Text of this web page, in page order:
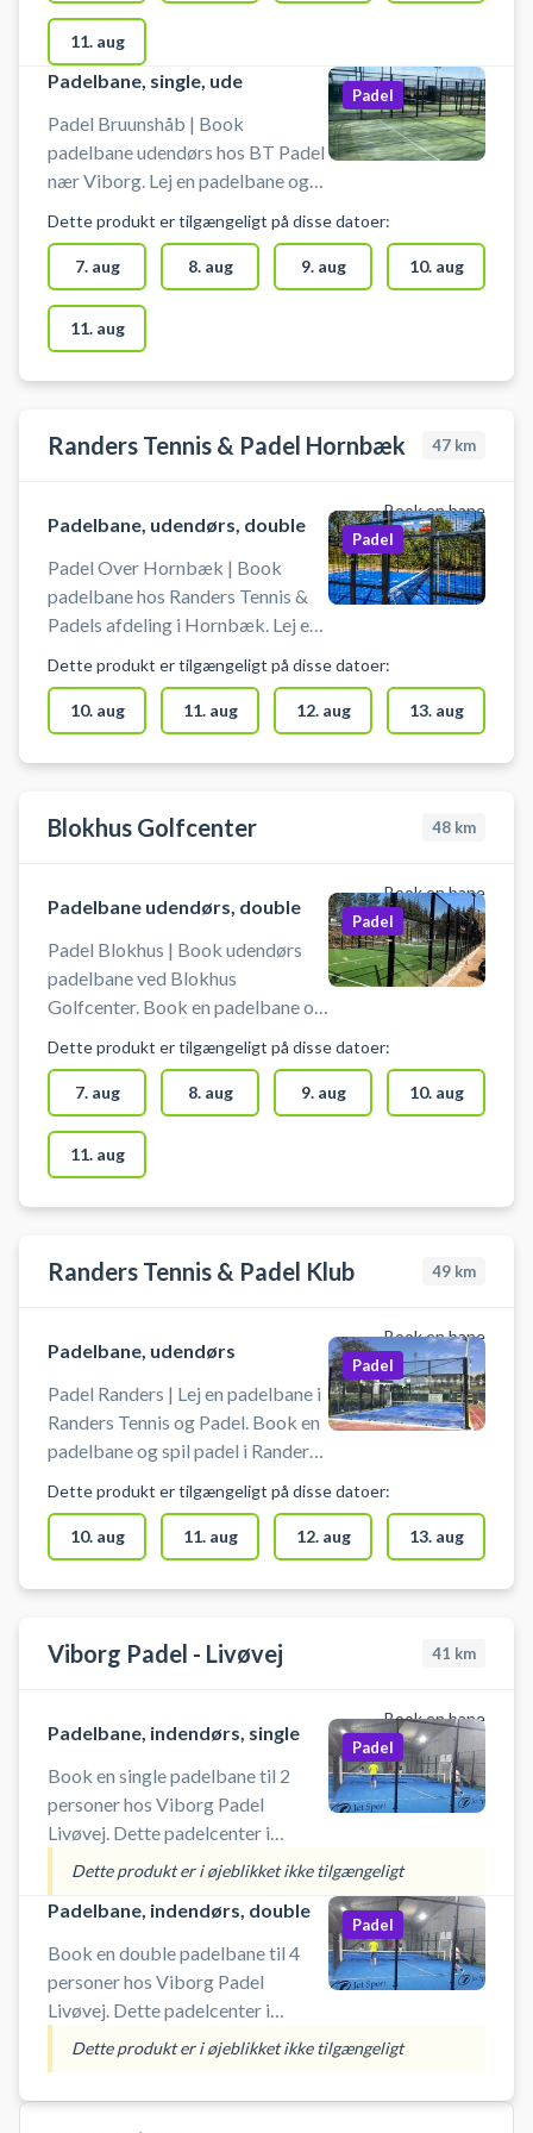
padelbane.
11. aug
Padelbane, single, ude
Padel Bruunshåb | Book
padelbane udendørs hos BT Padel
nær Viborg. Lej en padelbane og
singlebane udendørs ved BT
Padel. Bruunshåb/Tapdrup Padel
har 4 udendørs padelbaner, 3
doublebaner og 1 single
padelbane. Efter booking af din
padelbane modtager du billet og
hvor der er gratis låbebats.
Padel
Dette produkt er tilgængeligt på disse datoer:
7. aug 8. aug 9. aug 10. aug
11. aug
Randers Tennis & Padel Hornbæk 47 km
Book en bane
Padelbane, udendørs, double
Padel Over Hornbæk | Book
padelbane hos Randers Tennis &
Padels afdeling i Hornbæk. Lej en
Hornbæk ved Randers på en af to
doublebaner beliggende ved
Hornbæk Idræt & Kulturcenter på
Gamle Viborgvej 50 i Over
selv bat og bolde. Gratis
over-hornbaek #Padelbane-
Hornbaek-Randers #Padelbaner-
ved-Randers
Padel
Dette produkt er tilgængeligt på disse datoer:
10. aug 11. aug 12. aug 13. aug
Blokhus Golfcenter 48 km
Book en bane
Padelbane udendørs, double
Padel Blokhus | Book udendørs
padelbane ved Blokhus
Golfcenter. Book en padelbane og
Golfcentrets padelbaner.
Padelbanerne hos Blokhus
Golfcenter er doublebaner. Bats
og bolde kan lejes/købes i pro
shoppen i klubhuset. Gratis
parkering ved booking af
Blokhus Golfcenter.
Padel
Dette produkt er tilgængeligt på disse datoer:
7. aug 8. aug 9. aug 10. aug
11. aug
Randers Tennis & Padel Klub 49 km
Book en bane
Padelbane, udendørs
Padel Randers | Lej en padelbane i
Randers Tennis og Padel. Book en
padelbane og spil padel i Randers
Padel klub. Medbring selv bat og
bolde. Gratis parkering findes ved
padelbanerne i Randers. #Padel-
Randers #Padel-tennis-Randers
Padel
Dette produkt er tilgængeligt på disse datoer:
10. aug 11. aug 12. aug 13. aug
Viborg Padel - Livøvej 41 km
Book en bane
Padelbane, indendørs, single
Book en single padelbane til 2
personer hos Viborg Padel
Livøvej. Dette padelcenter i
Viborg byder på 11 indendørs
padelbaner, 8 double- og 3
singlebaner og kaldes også
Viborg Padel Factory Livøvej.
<b>Gratis lånebat i centrene</b>
<b>Køb bolde og
drikkevarer</b> <b>Bad og
omklædning</b>
Padel
Dette produkt er i øjeblikket ikke tilgængeligt
Padelbane, indendørs, double
Book en double padelbane til 4
personer hos Viborg Padel
Livøvej. Dette padelcenter i
Viborg byder 11 indendørs
padelbaner, 3 single- og 8
doublebaner og kaldes også
Padel
Dette produkt er i øjeblikket ikke tilgængeligt